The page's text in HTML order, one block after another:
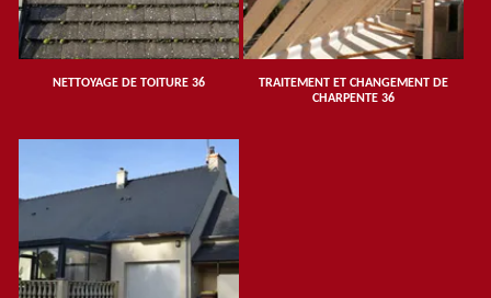
NETTOYAGE DE TOITURE 36
TRAITEMENT ET CHANGEMENT DE
CHARPENTE 36